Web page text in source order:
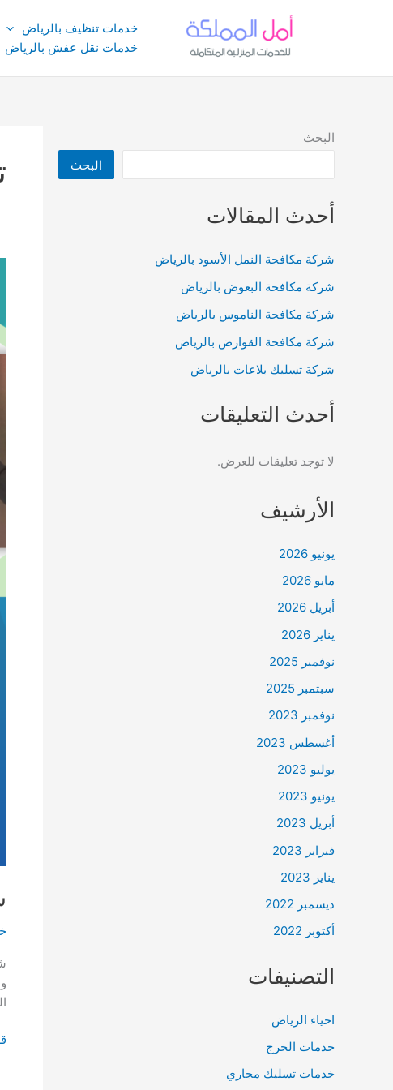
خدمات تنظيف بالرياض
خدمات نقل عفش بالرياض
البحث
البحث
أحدث المقالات
شركة مكافحة النمل الأسود بالرياض
شركة مكافحة البعوض بالرياض
شركة مكافحة الناموس بالرياض
شركة مكافحة القوارض بالرياض
شركة تسليك بلاعات بالرياض
أحدث التعليقات
لا توجد تعليقات للعرض.
الأرشيف
يونيو 2026
مايو 2026
أبريل 2026
يناير 2026
نوفمبر 2025
سبتمبر 2025
نوفمبر 2023
أغسطس 2023
يوليو 2023
يونيو 2023
أبريل 2023
فبراير 2023
يناير 2023
ديسمبر 2022
أكتوبر 2022
التصنيفات
احياء الرياض
خدمات الخرج
خدمات تسليك مجاري